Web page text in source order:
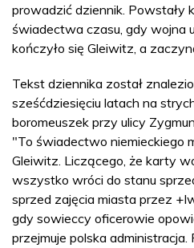
prowadzić dziennik. Powstały
świadectwa czasu, gdy wojna
kończyło się Gleiwitz, a
Tekst dziennika został
sześćdziesięciu latach na
boromeuszek przy ulicy
"To świadectwo niemieckiego
Gleiwitz. Liczącego, że karty
wszystko wróci do stanu
sprzed zajęcia miasta przez
gdy sowieccy oficerowie
przejmuje polska administracja.